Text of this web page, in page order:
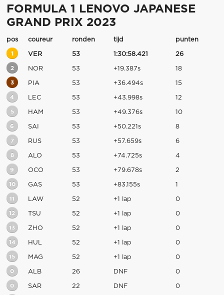
FORMULA 1 LENOVO JAPANESE
GRAND PRIX 2023
pos coureur ronden tijd punten
1 VER 53 1:30:58.421 26
2 NOR 53 +19.387s 18
3 PIA 53 +36.494s 15
4 LEC 53 +43.998s 12
5 HAM 53 +49.376s 10
6 SAI 53 +50.221s 8
7 RUS 53 +57.659s 6
8 ALO 53 +74.725s 4
9 OCO 53 +79.678s 2
10 GAS 53 +83.155s 1
11 LAW 52 +1 lap 0
12 TSU 52 +1 lap 0
13 ZHO 52 +1 lap 0
14 HUL 52 +1 lap 0
15 MAG 52 +1 lap 0
0 ALB 26 DNF 0
0 SAR 22 DNF 0